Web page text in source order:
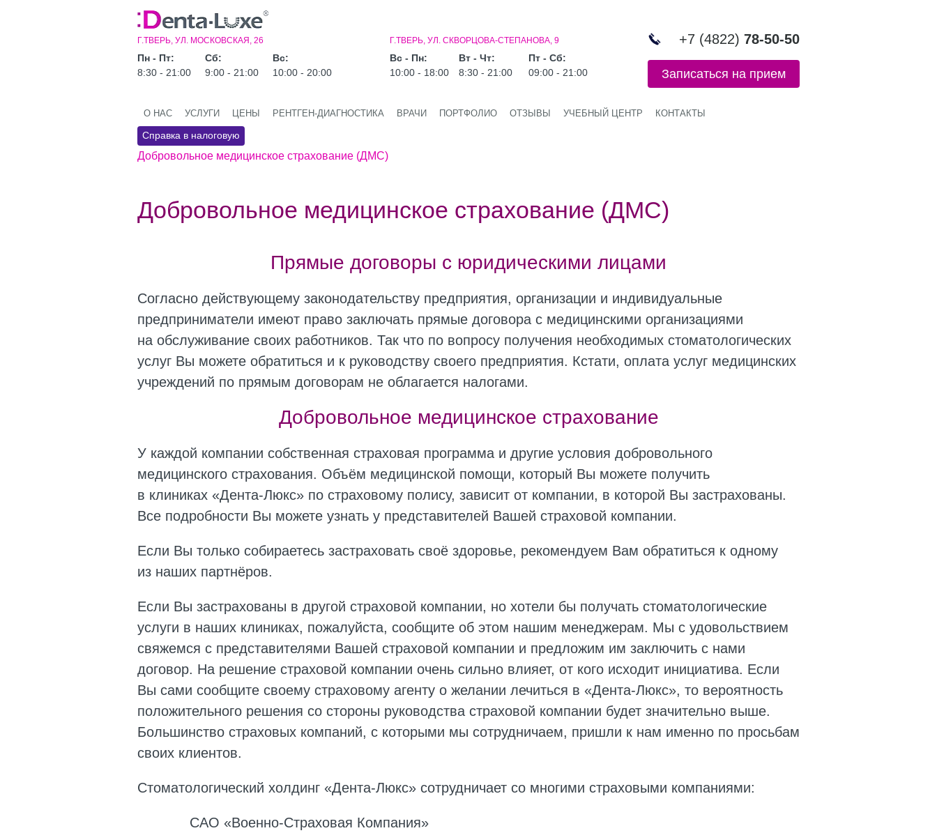
Г.ТВЕРЬ, УЛ. МОСКОВСКАЯ, 26
Пн - Пт:
8:30 - 21:00
Сб:
9:00 - 21:00
Вс:
10:00 - 20:00
Г.ТВЕРЬ, УЛ. СКВОРЦОВА-СТЕПАНОВА, 9
Вс - Пн:
10:00 - 18:00
Вт - Чт:
8:30 - 21:00
Пт - Сб:
09:00 - 21:00
+7 (4822) 78-50-50
Записаться на прием
О НАС УСЛУГИ ЦЕНЫ РЕНТГЕН-ДИАГНОСТИКА ВРАЧИ ПОРТФОЛИО ОТЗЫВЫ УЧЕБНЫЙ ЦЕНТР КОНТАКТЫ
Справка в налоговую
Добровольное медицинское страхование (ДМС)
Добровольное медицинское страхование (ДМС)
Прямые договоры с юридическими лицами
Согласно действующему законодательству предприятия, организации и индивидуальные
предприниматели имеют право заключать прямые договора с медицинскими организациями
на обслуживание своих работников. Так что по вопросу получения необходимых стоматологических
услуг Вы можете обратиться и к руководству своего предприятия. Кстати, оплата услуг медицинских
учреждений по прямым договорам не облагается налогами.
Добровольное медицинское страхование
У каждой компании собственная страховая программа и другие условия добровольного
медицинского страхования. Объём медицинской помощи, который Вы можете получить
в клиниках «Дента-Люкс» по страховому полису, зависит от компании, в которой Вы застрахованы.
Все подробности Вы можете узнать у представителей Вашей страховой компании.
Если Вы только собираетесь застраховать своё здоровье, рекомендуем Вам обратиться к одному
из наших партнёров.
Если Вы застрахованы в другой страховой компании, но хотели бы получать стоматологические
услуги в наших клиниках, пожалуйста, сообщите об этом нашим менеджерам. Мы с удовольствием
свяжемся с представителями Вашей страховой компании и предложим им заключить с нами
договор. На решение страховой компании очень сильно влияет, от кого исходит инициатива. Если
Вы сами сообщите своему страховому агенту о желании лечиться в «Дента-Люкс», то вероятность
положительного решения со стороны руководства страховой компании будет значительно выше.
Большинство страховых компаний, с которыми мы сотрудничаем, пришли к нам именно по просьбам
своих клиентов.
Стоматологический холдинг «Дента-Люкс» сотрудничает со многими страховыми компаниями:
САО «Военно-Страховая Компания»